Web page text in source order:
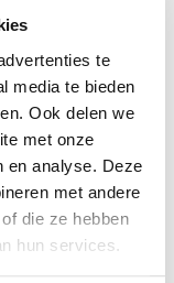
te
media te bieden
Ook delen we
met onze
en analyse. Deze
met andere
die ze hebben
hun services.